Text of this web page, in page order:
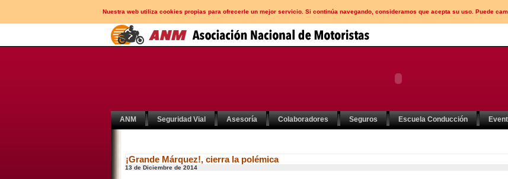
Nuestra web utiliza cookies propias para ofrecerle un mejor servicio. Si continúa navegando, consideramos que acepta su uso. Puede
ANM Seguridad Vial Asesoría Colaboradores Seguros Escuela Conducción
¡Grande Márquez!, cierra la polémica
13 de Diciembre de 2014